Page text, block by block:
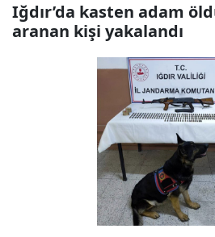
Iğdır’da kasten adam
aranan kişi yakalandı